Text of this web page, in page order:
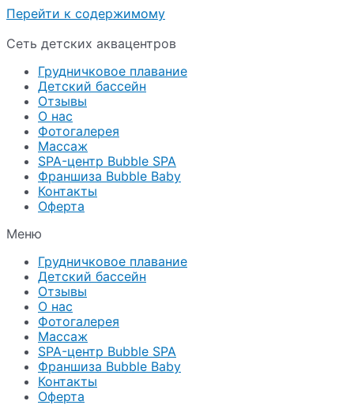
Перейти к содержимому
Сеть детских аквацентров
Грудничковое плавание
Детский бассейн
Отзывы
О нас
Фотогалерея
Массаж
SPA-центр Bubble SPA
Франшиза Bubble Baby
Контакты
Оферта
Меню
Грудничковое плавание
Детский бассейн
Отзывы
О нас
Фотогалерея
Массаж
SPA-центр Bubble SPA
Франшиза Bubble Baby
Контакты
Оферта